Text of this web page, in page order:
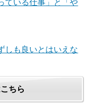
ている仕事」と「や
しも良いとはいえな
ちら